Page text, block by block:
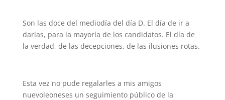
Son las doce del mediodía del día D. El día de ir a
darlas, para la mayoría de los candidatos. El día de
la verdad, de las decepciones, de las ilusiones rotas.
Esta vez no pude regalarles a mis amigos
nuevoleoneses un seguimiento público de la